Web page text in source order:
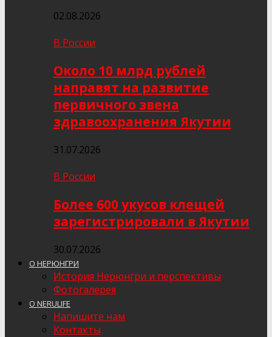
02.08.2026
В России
Около 10 млрд рублей
направят на развитие
первичного звена
здравоохранения Якутии
31.07.2026
В России
Более 600 укусов клещей
зарегистрировали в Якутии
30.07.2026
О НЕРЮНГРИ
История Нерюнгри и перспективы
Фотогалерея
О NERULIFE
Напишите нам
Контакты